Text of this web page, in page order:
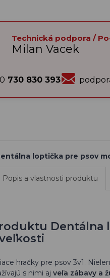
Technická podpora /
Milan Vacek
730 830 393
loptička pre psov
Popis a vlastnosti produktu
Dentálna
hračky pre psov 3v1.
s nimi aj veľa zábavy a